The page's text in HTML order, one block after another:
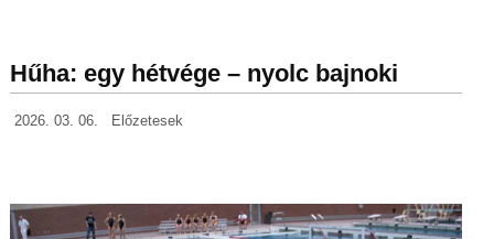
Hűha: egy hétvége – nyolc bajnoki
2026. 03. 06. Előzetesek